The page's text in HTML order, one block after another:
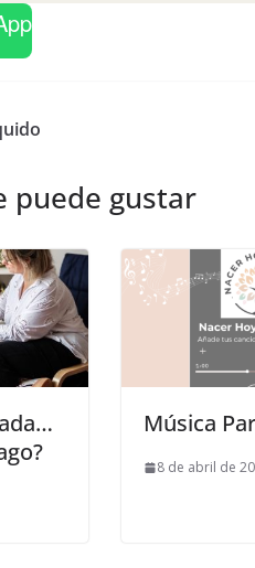
puede gustar
Música
8 de abril de